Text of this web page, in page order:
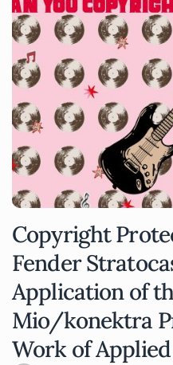
Copyright
Fender
Application of
Mio/konektra
Work of